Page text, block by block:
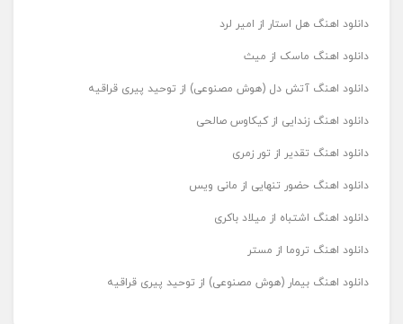
دانلود اهنگ هل استار از امیر لرد
دانلود اهنگ ماسک از میث
دانلود اهنگ آتش دل (هوش مصنوعی) از توحید پیری قراقیه
دانلود اهنگ زندایی از کیکاوس صالحی
دانلود اهنگ تقدیر از تور زمری
دانلود اهنگ حضور تنهایی از مانی ویس
دانلود اهنگ اشتباه از میلاد باکری
دانلود اهنگ تروما از مستر
دانلود اهنگ بیمار (هوش مصنوعی) از توحید پیری قراقیه